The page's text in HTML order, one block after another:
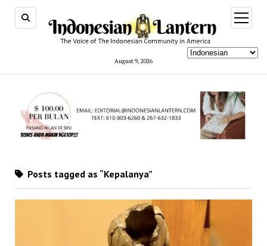
August 9, 2026
open
menu
Posts tagged as “Kepalanya”